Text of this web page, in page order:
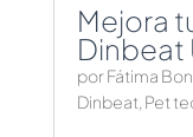
Mejora
Dinbeat
porFátima
Dinbeat, Pet